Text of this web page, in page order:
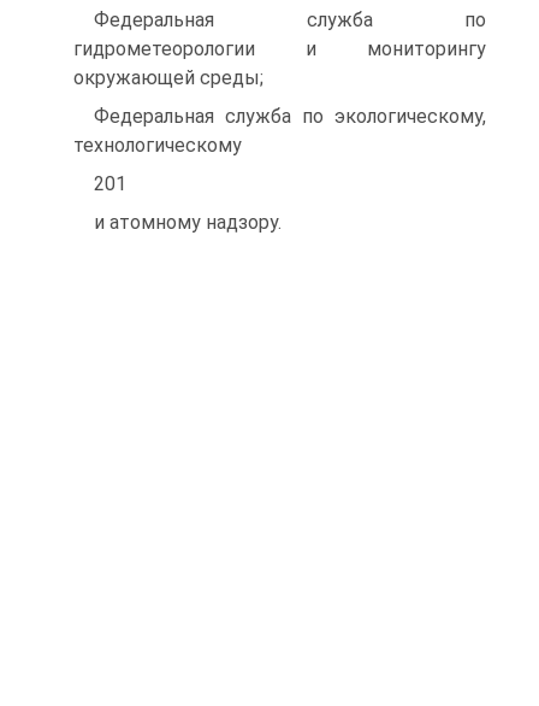
Федеральная служба по
гидрометеорологии и мониторингу
окружающей среды;
Федеральная служба по экологическому,
технологическому
201
и атомному надзору.